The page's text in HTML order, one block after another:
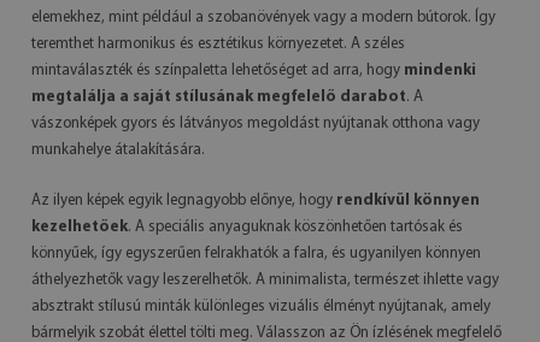
elemekhez, mint például a szobanövények vagy a modern bútorok. Így
teremthet harmonikus és esztétikus környezetet. A széles
mintaválaszték és színpaletta lehetőséget ad arra, hogy mindenki
megtalálja a saját stílusának megfelelő darabot. A
vászonképek gyors és látványos megoldást nyújtanak otthona vagy
munkahelye átalakítására.
Az ilyen képek egyik legnagyobb előnye, hogy rendkívül könnyen
kezelhetőek. A speciális anyaguknak köszönhetően tartósak és
könnyűek, így egyszerűen felrakhatók a falra, és ugyanilyen könnyen
áthelyezhetők vagy leszerelhetők. A minimalista, természet ihlette vagy
absztrakt stílusú minták különleges vizuális élményt nyújtanak, amely
bármelyik szobát élettel tölti meg. Válasszon az Ön ízlésének megfelelő